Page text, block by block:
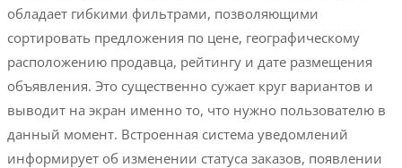
обладает гибкими фильтрами, позволяющими
сортировать предложения по цене, географическому
расположению продавца, рейтингу и дате размещения
объявления. Это существенно сужает круг вариантов и
выводит на экран именно то, что нужно пользователю в
данный момент. Встроенная система уведомлений
информирует об изменении статуса заказов, появлении